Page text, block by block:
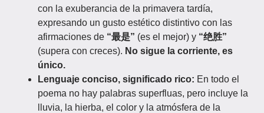
con la exuberancia de la primavera tardía,
expresando un gusto estético distintivo con las
afirmaciones de “最是” (es el mejor) y “绝胜”
(supera con creces). No sigue la corriente, es
único.
Lenguaje conciso, significado rico: En todo el
poema no hay palabras superfluas, pero incluye la
lluvia, la hierba, el color y la atmósfera de la